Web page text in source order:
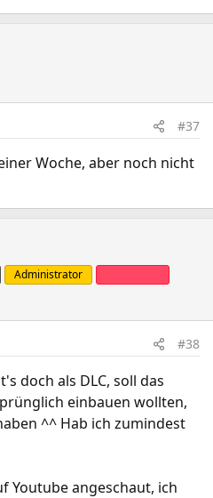
#37
Woche, aber noch nicht
Administrator
#38
doch als DLC, soll das
einbauen wollten,
^^ Hab ich zumindest
Youtube angeschaut, ich